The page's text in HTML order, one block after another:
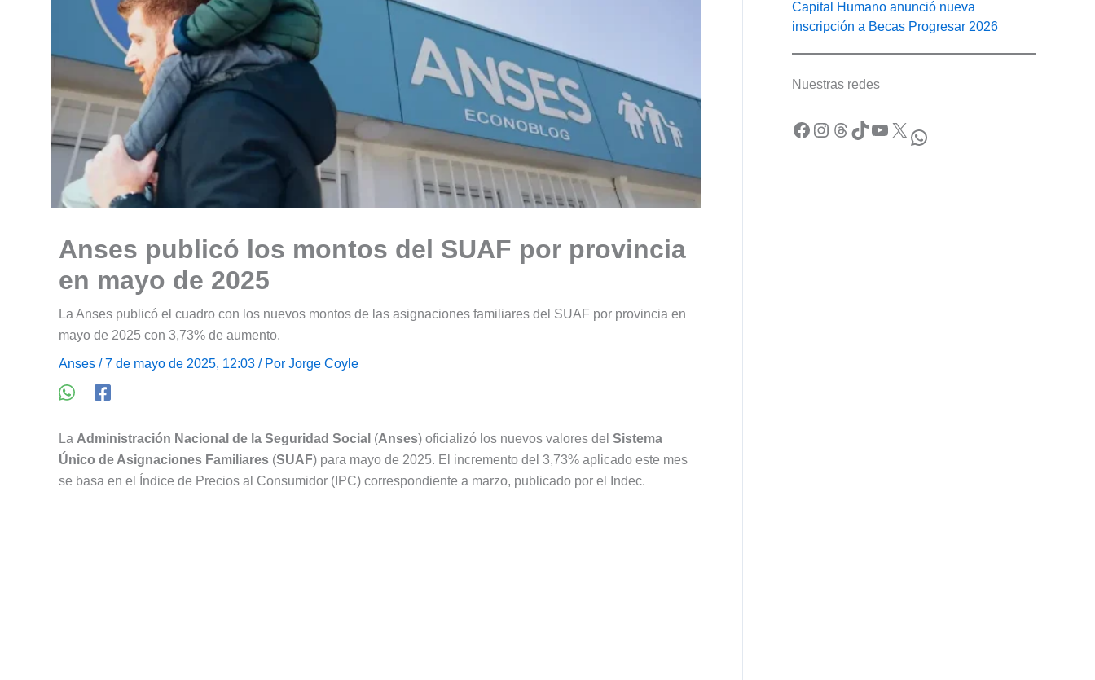
Anses publicó los montos del SUAF por provincia
en mayo de 2025
La Anses publicó el cuadro con los nuevos montos de las asignaciones familiares del SUAF por provincia en
mayo de 2025 con 3,73% de aumento.
Anses / 7 de mayo de 2025, 12:03 / Por Jorge Coyle
La Administración Nacional de la Seguridad Social (Anses) oficializó los nuevos valores del Sistema
Único de Asignaciones Familiares (SUAF) para mayo de 2025. El incremento del 3,73% aplicado este mes
se basa en el Índice de Precios al Consumidor (IPC) correspondiente a marzo, publicado por el Indec.
Capital Humano anunció nueva
inscripción a Becas Progresar 2026
Nuestras redes
Facebook Instagram Threads TikTok YouTube X WhatsApp